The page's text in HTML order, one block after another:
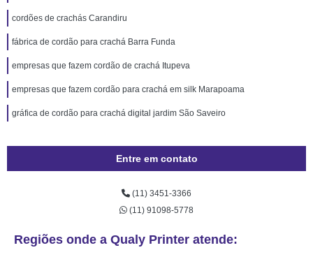
cordões de crachás Carandiru
fábrica de cordão para crachá Barra Funda
empresas que fazem cordão de crachá Itupeva
empresas que fazem cordão para crachá em silk Marapoama
gráfica de cordão para crachá digital jardim São Saveiro
Entre em contato
(11) 3451-3366
(11) 91098-5778
Regiões onde a Qualy Printer atende: